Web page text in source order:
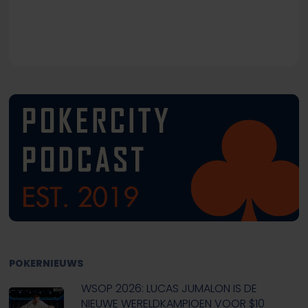
POKERNIEUWS
WSOP 2026: LUCAS JUMALON IS DE
NIEUWE WERELDKAMPIOEN VOOR $10